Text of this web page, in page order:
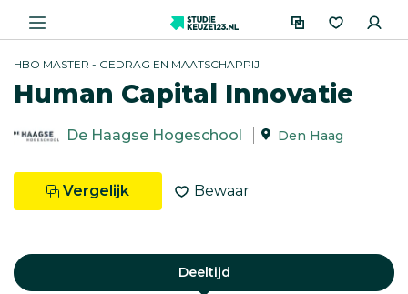
HBO MASTER - GEDRAG EN MAATSCHAPPIJ
Human Capital Innovatie
De Haagse Hogeschool Den Haag
Vergelijk Bewaar
Deeltijd